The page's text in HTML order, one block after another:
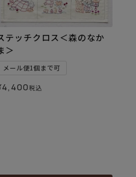
テッチクロス＜森のなか
＞
メール便1個まで可
4,400税込